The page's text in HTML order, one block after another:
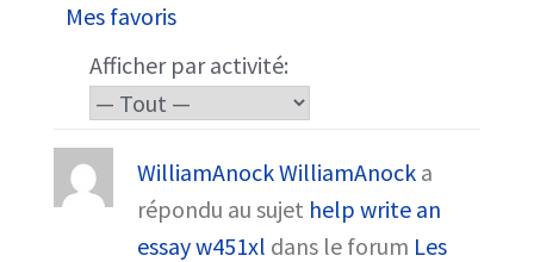
Mes favoris
Afficher par activité:
WilliamAnock WilliamAnock a
répondu au sujet help write an
essay w451xl dans le forum Les